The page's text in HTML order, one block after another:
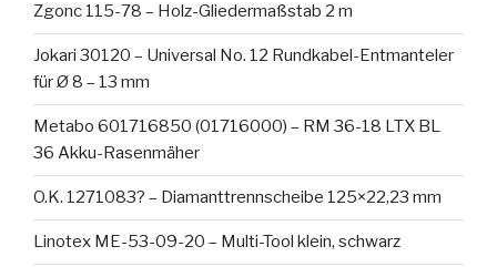
Zgonc 115-78 – Holz-Gliedermaßstab 2 m
Jokari 30120 – Universal No. 12 Rundkabel-Entmanteler
für Ø 8 – 13 mm
Metabo 601716850 (01716000) – RM 36-18 LTX BL
36 Akku-Rasenmäher
O.K. 1271083? – Diamanttrennscheibe 125×22,23 mm
Linotex ME-53-09-20 – Multi-Tool klein, schwarz